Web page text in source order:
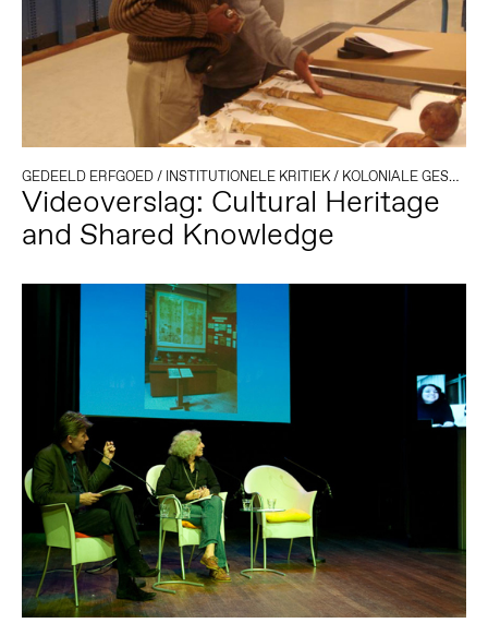
GEDEELD ERFGOED/ INSTITUTIONELE KRITIEK/ KOLONIALE GESCHIEDENIS
Videoverslag: Cultural Heritage
and Shared Knowledge